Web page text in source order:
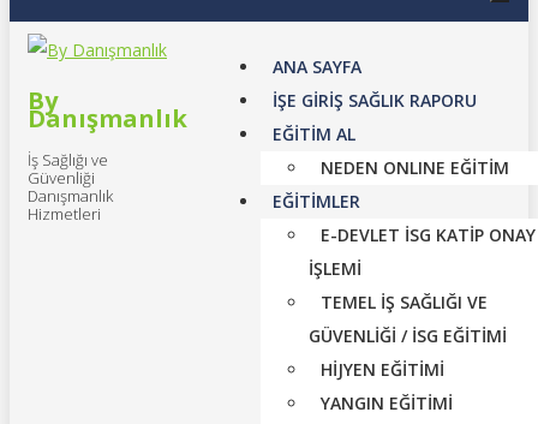
By
Danışmanlık
İş Sağlığı ve
Güvenliği
Danışmanlık
Hizmetleri
ANA SAYFA
İŞE GİRİŞ SAĞLIK RAPORU
EĞİTİM AL
NEDEN ONLINE EĞİTİM
EĞİTİMLER
E-DEVLET İSG KATİP ONAY
İŞLEMİ
TEMEL İŞ SAĞLIĞI VE
GÜVENLIĞI / İSG EĞITIMI
HİJYEN EĞİTİMİ
YANGIN EĞİTİMİ